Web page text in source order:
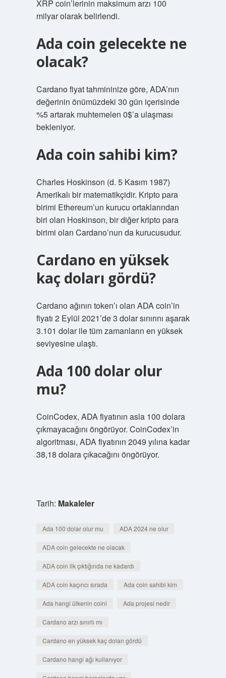
XRP coin’lerinin maksimum arzı 100
milyar olarak belirlendi.
Ada coin gelecekte ne
olacak?
Cardano fiyat tahmininize göre, ADA’nın
değerinin önümüzdeki 30 gün içerisinde
%5 artarak muhtemelen 0$’a ulaşması
bekleniyor.
Ada coin sahibi kim?
Charles Hoskinson (d. 5 Kasım 1987)
Amerikalı bir matematikçidir. Kripto para
birimi Ethereum’un kurucu ortaklarından
biri olan Hoskinson, bir diğer kripto para
birimi olan Cardano’nun da kurucusudur.
Cardano en yüksek
kaç doları gördü?
Cardano ağının token’ı olan ADA coin’in
fiyatı 2 Eylül 2021’de 3 dolar sınırını aşarak
3.101 dolar ile tüm zamanların en yüksek
seviyesine ulaştı.
Ada 100 dolar olur
mu?
CoinCodex, ADA fiyatının asla 100 dolara
çıkmayacağını öngörüyor. CoinCodex’in
algoritması, ADA fiyatının 2049 yılına kadar
38,18 dolara çıkacağını öngörüyor.
Tarih: Makaleler
Ada 100 dolar olur mu ADA 2024 ne olur
ADA coin gelecekte ne olacak
ADA coin ilk çıktığında ne kadardı
ADA coin kaçıncı sırada Ada coin sahibi kim
Ada hangi ülkenin coini Ada projesi nedir
Cardano arzı sınırlı mı
Cardano en yüksek kaç doları gördü
Cardano hangi ağı kullanıyor